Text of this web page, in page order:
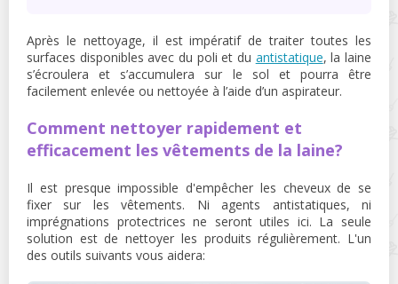
Après le nettoyage, il est impératif de traiter toutes les
surfaces disponibles avec du poli et du antistatique, la laine
s’écroulera et s’accumulera sur le sol et pourra être
facilement enlevée ou nettoyée à l’aide d’un aspirateur.
Comment nettoyer rapidement et
efficacement les vêtements de la laine?
Il est presque impossible d'empêcher les cheveux de se
fixer sur les vêtements. Ni agents antistatiques, ni
imprégnations protectrices ne seront utiles ici. La seule
solution est de nettoyer les produits régulièrement. L'un
des outils suivants vous aidera: